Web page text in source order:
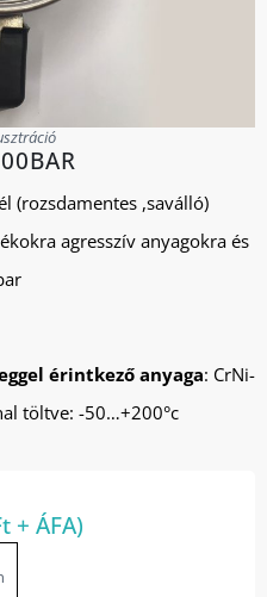
(rozsdamentes ,saválló)
agresszív anyagokra és
érintkező anyaga: CrNi-
töltve: -50…+200°c
+ ÁFA)